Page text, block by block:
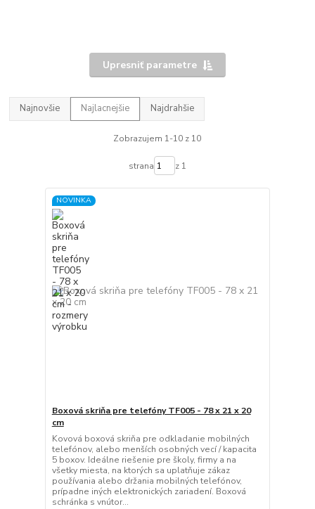
Upresniť parametre
Najnovšie Najlacnejšie Najdrahšie
Zobrazujem 1-10 z 10
strana z 1
NOVINKA
Boxová skriňa pre telefóny TF005 - 78 x 21 x 20
cm
Kovová boxová skriňa pre odkladanie mobilných
telefónov, alebo menších osobných vecí / kapacita
5 boxov. Ideálne riešenie pre školy, firmy a na
všetky miesta, na ktorých sa uplatňuje zákaz
používania alebo držania mobilných telefónov,
prípadne iných elektronických zariadení. Boxová
schránka s vnútor...